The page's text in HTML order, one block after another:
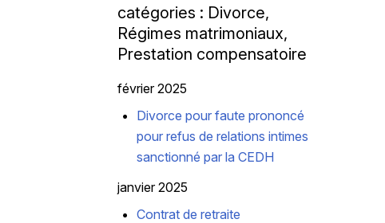
catégories : Divorce,
Régimes matrimoniaux,
Prestation compensatoire
février 2025
Divorce pour faute prononcé
pour refus de relations intimes
sanctionné par la CEDH
janvier 2025
Contrat de retraite